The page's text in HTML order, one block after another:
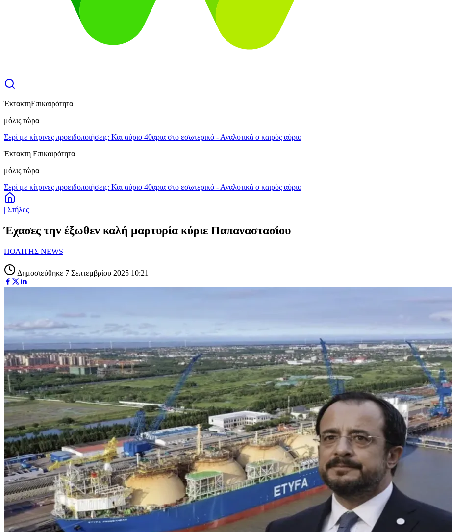
ΈκτακτηΕπικαιρότητα
μόλις τώρα
Σερί με κίτρινες προειδοποιήσεις: Και αύριο 40αρια στο εσωτερικό - Αναλυτικά ο καιρός αύριο
Έκτακτη Επικαιρότητα
μόλις τώρα
Σερί με κίτρινες προειδοποιήσεις: Και αύριο 40αρια στο εσωτερικό - Αναλυτικά ο καιρός αύριο
| Στήλες
Έχασες την έξωθεν καλή μαρτυρία κύριε Παπαναστασίου
ΠΟΛΙΤΗΣ NEWS
Δημοσιεύθηκε 7 Σεπτεμβρίου 2025 10:21